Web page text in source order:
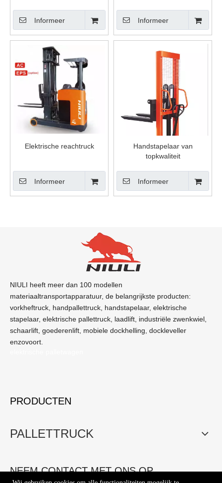
Informeer Informeer
Elektrische reachtruck
Informeer
Handstapelaar van
topkwaliteit
Informeer
NIULI heeft meer dan 100 modellen
materiaaltransportapparatuur, de belangrijkste producten:
vorkheftruck, handpallettruck, handstapelaar, elektrische
stapelaar, elektrische pallettruck, laadlift, industriële zwenkwiel,
schaarlift, goederenlift, mobiele dockhelling, dockleveller
enzovoort.
PRODUCTEN
PALLETTRUCK
NEEM CONTACT MET ONS OP